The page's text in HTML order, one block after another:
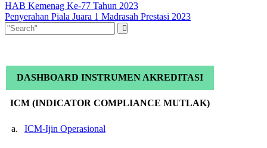
HAB Kemenag Ke-77 Tahun 2023
Penyerahan Piala Juara 1 Madrasah Prestasi 2023
DASHBOARD INSTRUMEN AKREDITASI
ICM (INDICATOR COMPLIANCE MUTLAK)
a. ICM-Ijin Operasional